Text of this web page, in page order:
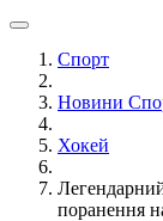
Спорт
Новини
Хокей
Легендарний
поранення